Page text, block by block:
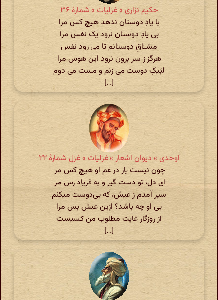
حکیم نزاری » غزلیات » شمارهٔ ۳۶
با یادِ دوستان ندهد هیچ کس مرا
بی یادِ دوستان نرود یک نفس مرا
مشتاقِ دوستانم تا می رود نفس
هرگز ز سر برون نرود این هوس مرا
لبّیکِ دوست می زنم و مست می دوم
[...]
اوحدی » دیوان اشعار » غزلیات » غزل شمارهٔ ۲۲
چون نیست یار در غم او هیچ کس مرا
ای دل، تو دست گیر و به فریاد رس مرا
سیر آمدم ز عیش، که بی‌دوست میکنم
بی او چه باشد؟ ازین عیش بس مرا
از روزگار غایت مطلوب من کسیست
[...]